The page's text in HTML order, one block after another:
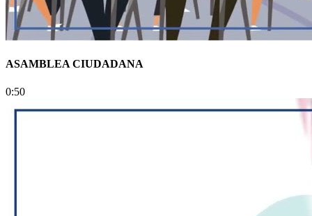
ASAMBLEA CIUDADANA
0:50